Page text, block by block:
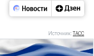
Источник:ТАСС